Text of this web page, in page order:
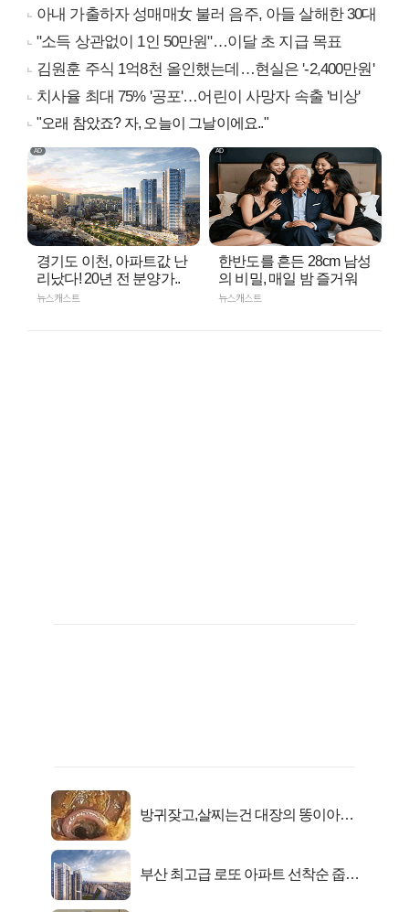
아내 가출하자 성매매女 불러 음주, 아들 살해한 30대
"소득 상관없이 1인 50만원"…이달 초 지급 목표
김원훈 주식 1억8천 올인했는데…현실은 '-2,400만원'
치사율 최대 75% '공포'…어린이 사망자 속출 '비상'
"오래 참았죠? 자, 오늘이 그날이에요.."
경기도 이천, 아파트값 난
리났다! 20년 전 분양가..
뉴스캐스트
한반도를 흔든 28cm 남성
의 비밀, 매일 밤 즐거워
뉴스캐스트
방귀잦고,살찌는건 대장의 똥이아니
부산 최고급 로또 아파트 선착순 줍줍